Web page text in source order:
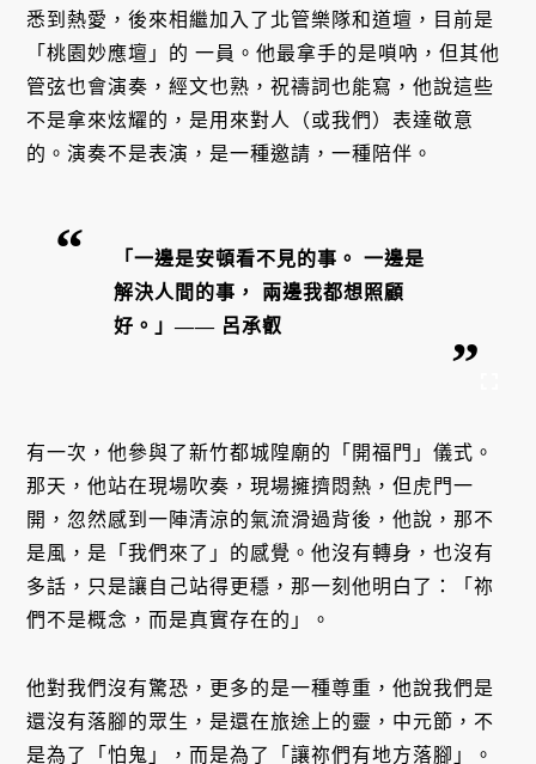
悉到熱愛，後來相繼加入了北管樂隊和道壇，目前是
「桃園妙應壇」的 一員。他最拿手的是嗩吶，但其他
管弦也會演奏，經文也熟，祝禱詞也能寫，他說這些
不是拿來炫耀的，是用來對人（或我們）表達敬意
的。演奏不是表演，是一種邀請，一種陪伴。
「一邊是安頓看不見的事。 一邊是
解決人間的事， 兩邊我都想照顧
好。」—— 呂承叡
有一次，他參與了新竹都城隍廟的「開福門」儀式。
那天，他站在現場吹奏，現場擁擠悶熱，但虎門一
開，忽然感到一陣清涼的氣流滑過背後，他說，那不
是風，是「我們來了」的感覺。他沒有轉身，也沒有
多話，只是讓自己站得更穩，那一刻他明白了：「祢
們不是概念，而是真實存在的」。
他對我們沒有驚恐，更多的是一種尊重，他說我們是
還沒有落腳的眾生，是還在旅途上的靈，中元節，不
是為了「怕鬼」，而是為了「讓祢們有地方落腳」。